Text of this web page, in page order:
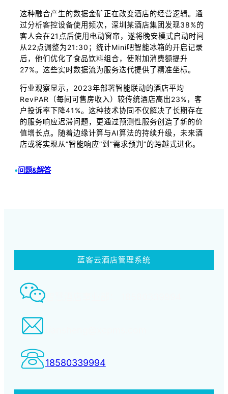
这种融合产生的数据金矿正在改变酒店的经营逻辑。通
过分析客控设备使用频次，深圳某酒店集团发现38%的
客人会在21点后使用电动窗帘，遂将晚安模式启动时间
从22点调整为21:30；统计Mini吧智能冰箱的开启记录
后，他们优化了食品饮料组合，使附加消费额提升
27%。这些实时数据流为服务迭代提供了精准坐标。
行业观察显示，2023年部署智能联动的酒店平均
RevPAR（每间可售房收入）较传统酒店高出23%，客
户投诉率下降41%。这种技术协同不仅解决了长期存在
的服务响应迟滞问题，更通过预测性服务创造了新的价
值增长点。随着边缘计算与AI算法的持续升级，未来酒
店或将实现从”智能响应”到”需求预判”的跨越式进化。
•问题&解答
蓝客云酒店管理系统
智慧酒店事业部： 18580339994
18580339994